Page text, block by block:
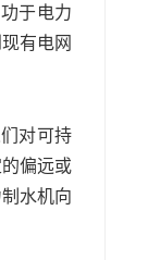
于电力
有电网
对可持
偏远或
水机向